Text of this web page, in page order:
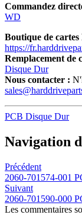
Commandez
WD
Boutique de
https://
Remplacement de
Disque Dur
Nous contacter :
PCB Disque Dur
Navigation
Précédent
2060-701574-001
Suivant
2060-701590-000
Les commentaires